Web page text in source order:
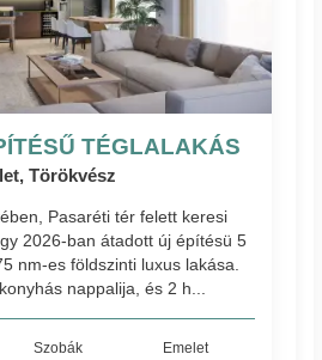
TÉGLALAKÁS
Törökvész
Pasaréti tér felett keresi
2026-ban átadott új építésü 5
nm-es földszinti luxus lakása.
nappalija, és 2 h...
Szobák Emelet